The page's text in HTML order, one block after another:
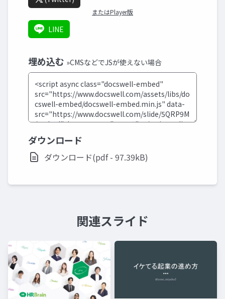
またはPlayer版
LINE
埋め込む »CMSなどでJSが使えない場合
ダウンロード
ダウンロード(pdf - 97.39kB)
関連スライド